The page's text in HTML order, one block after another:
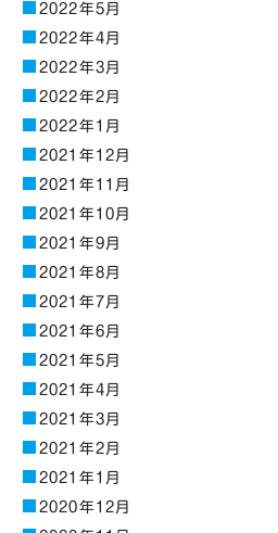
2022年5月
2022年4月
2022年3月
2022年2月
2022年1月
2021年12月
2021年11月
2021年10月
2021年9月
2021年8月
2021年7月
2021年6月
2021年5月
2021年4月
2021年3月
2021年2月
2021年1月
2020年12月